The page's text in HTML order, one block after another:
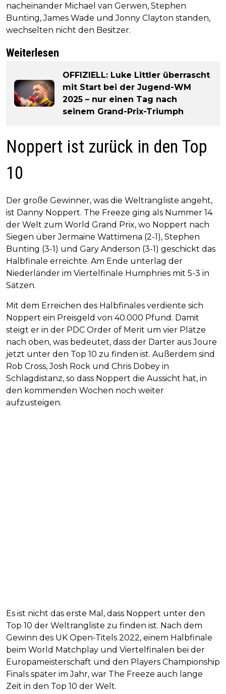
nacheinander Michael van Gerwen, Stephen
Bunting, James Wade und Jonny Clayton standen,
wechselten nicht den Besitzer.
Weiterlesen
OFFIZIELL: Luke Littler überrascht
mit Start bei der Jugend-WM
2025 – nur einen Tag nach
seinem Grand-Prix-Triumph
Noppert ist zurück in den Top
10
Der große Gewinner, was die Weltrangliste angeht,
ist Danny Noppert. The Freeze ging als Nummer 14
der Welt zum World Grand Prix, wo Noppert nach
Siegen über Jermaine Wattimena (2-1), Stephen
Bunting (3-1) und Gary Anderson (3-1) geschickt das
Halbfinale erreichte. Am Ende unterlag der
Niederländer im Viertelfinale Humphries mit 5-3 in
Sätzen.
Mit dem Erreichen des Halbfinales verdiente sich
Noppert ein Preisgeld von 40.000 Pfund. Damit
steigt er in der PDC Order of Merit um vier Plätze
nach oben, was bedeutet, dass der Darter aus Joure
jetzt unter den Top 10 zu finden ist. Außerdem sind
Rob Cross, Josh Rock und Chris Dobey in
Schlagdistanz, so dass Noppert die Aussicht hat, in
den kommenden Wochen noch weiter
aufzusteigen.
Es ist nicht das erste Mal, dass Noppert unter den
Top 10 der Weltrangliste zu finden ist. Nach dem
Gewinn des UK Open-Titels 2022, einem Halbfinale
beim World Matchplay und Viertelfinalen bei der
Europameisterschaft und den Players Championship
Finals später im Jahr, war The Freeze auch lange
Zeit in den Top 10 der Welt.